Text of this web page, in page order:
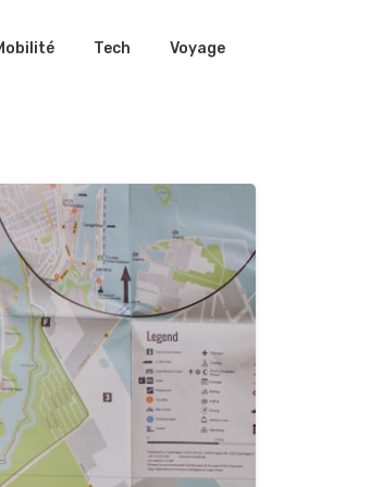
Tech Voyage